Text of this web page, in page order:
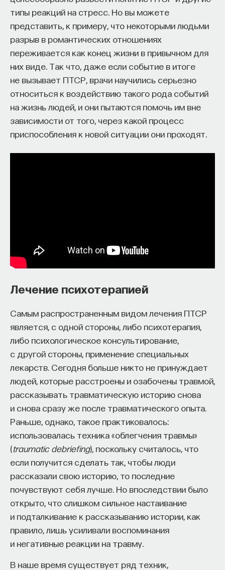
типы реакций на стресс. Но вы можете
представить, к примеру, что некоторыми людьми
разрыв в романтических отношениях
переживается как конец жизни в привычном для
них виде. Так что, даже если событие в итоге
не вызывает ПТСР, врачи научились серьезно
относиться к воздействию такого рода событий
на жизнь людей, и они пытаются помочь им вне
зависимости от того, через какой процесс
приспособления к новой ситуации они проходят.
Лечение психотерапией
Самым распространенным видом лечения ПТСР
является, с одной стороны, либо психотерапия,
либо психологическое консультирование,
с другой стороны, применение специальных
лекарств. Сегодня больше никто не принуждает
людей, которые расстроены и озабочены травмой,
рассказывать травматическую историю снова
и снова сразу же после травматического опыта.
Раньше, однако, такое практиковалось:
использовалась техника «облегчения травмы»
(traumatic debriefing), поскольку считалось, что
если получится сделать так, чтобы люди
рассказали свою историю, то последние
почувствуют себя лучше. Но впоследствии было
открыто, что слишком сильное настаивание
и подталкивание к рассказыванию истории, как
правило, лишь усиливали воспоминания
и негативные реакции на травму.
В наше время существует ряд техник,